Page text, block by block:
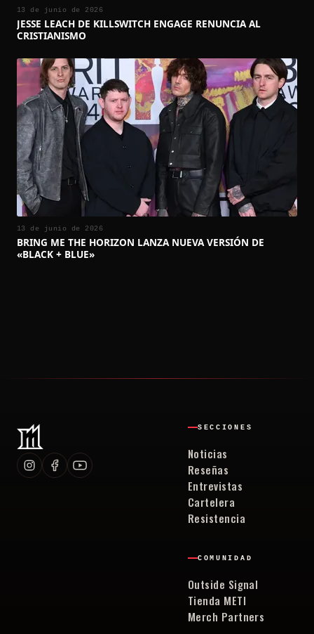
13 de junio de 2026
JESSE LEACH DE KILLSWITCH ENGAGE RENUNCIA AL
CRISTIANISMO
13 de junio de 2026
BRING ME THE HORIZON LANZA NUEVA VERSIÓN DE
«BLACK + BLUE»
SECCIONES
Noticias
Reseñas
Entrevistas
Cartelera
Resistencia
COMUNIDAD
Outside Signal
Tienda METI
Merch Partners